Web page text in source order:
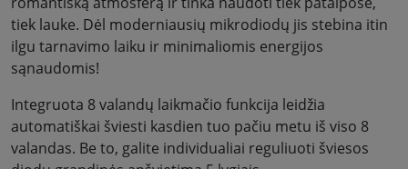
tiek lauke. Dėl moderniausių mikrodiodų jis stebina itin
ilgu tarnavimo laiku ir minimaliomis energijos
sąnaudomis!
Integruota 8 valandų laikmačio funkcija leidžia
automatiškai šviesti kasdien tuo pačiu metu iš viso 8
valandas. Be to, galite individualiai reguliuoti šviesos